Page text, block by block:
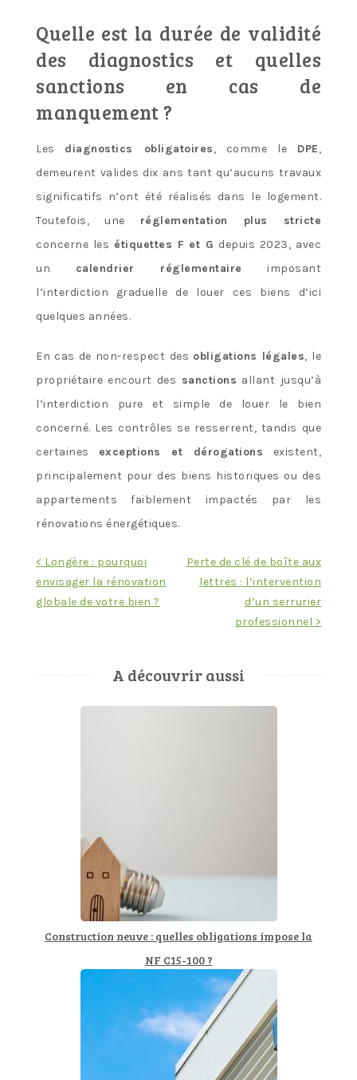
Quelle est la durée de validité
des diagnostics et quelles
sanctions en cas de
manquement ?
Les diagnostics obligatoires, comme le DPE,
demeurent valides dix ans tant qu’aucuns travaux
significatifs n’ont été réalisés dans le logement.
Toutefois, une réglementation plus stricte
concerne les étiquettes F et G depuis 2023, avec
un calendrier réglementaire imposant
l’interdiction graduelle de louer ces biens d’ici
quelques années.
En cas de non-respect des obligations légales, le
propriétaire encourt des sanctions allant jusqu’à
l’interdiction pure et simple de louer le bien
concerné. Les contrôles se resserrent, tandis que
certaines exceptions et dérogations existent,
principalement pour des biens historiques ou des
appartements faiblement impactés par les
rénovations énergétiques.
Navigation
< Longère : pourquoi
envisager la rénovation
globale de votre bien ?
Perte de clé de boîte aux
lettres : l’intervention
d’un serrurier
professionnel >
A découvrir aussi
Construction neuve : quelles obligations impose la
NF C15-100 ?